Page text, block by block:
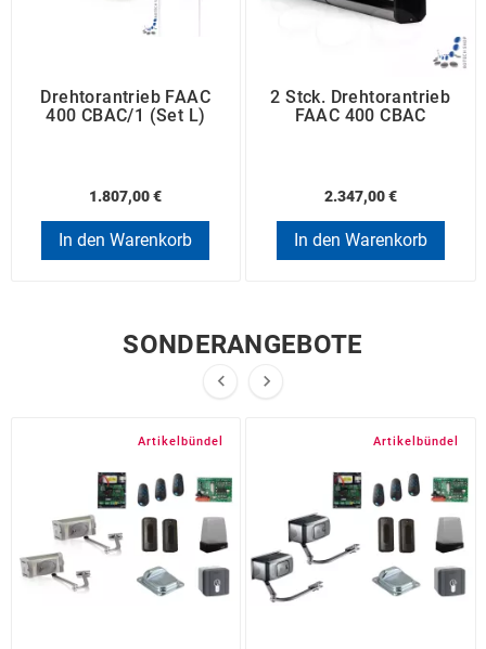
Drehtorantrieb FAAC
400 CBAC/1 (Set L)
1.807,00 €
In den Warenkorb
2 Stck. Drehtorantrieb
FAAC 400 CBAC
2.347,00 €
In den Warenkorb
SONDERANGEBOTE
 
Artikelbündel Artikelbündel